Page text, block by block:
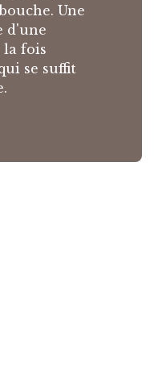
Une
d'une
la fois
se suffit